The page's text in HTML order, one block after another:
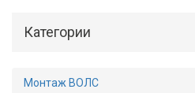
Категории
Монтаж ВОЛС